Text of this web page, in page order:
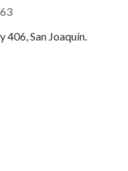
406, San Joaquín.